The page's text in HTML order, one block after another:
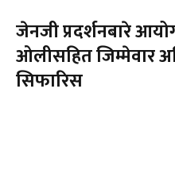
जेनजी प्रदर्शनबारे
ओलीसहित जिम्मेवार
सिफारिस